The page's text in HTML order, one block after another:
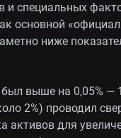
и специальных
основной
ниже
выше на 0,05% —
2%) проводил
активов для